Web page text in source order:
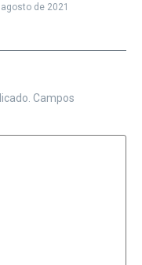
de 2021
Campos